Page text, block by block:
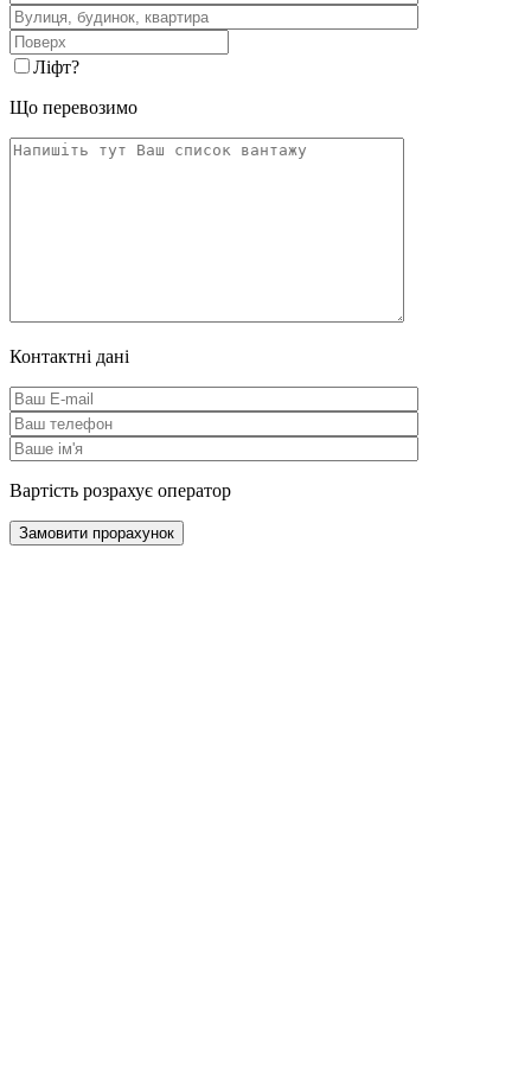
Ліфт?
Що перевозимо
Контактні дані
Вартість розрахує оператор
Замовити прорахунок